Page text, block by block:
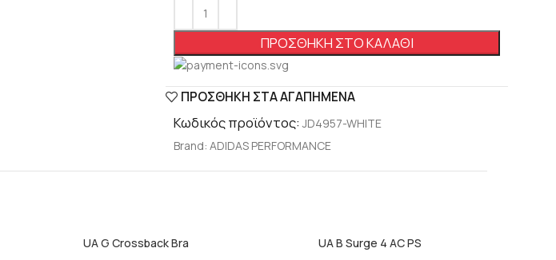
ΠΡΟΣΘΉΚΗ ΣΤΟ ΚΑΛΆΘΙ
ΠΡΟΣΘΉΚΗ ΣΤΑ ΑΓΑΠΗΜΈΝΑ
Κωδικός προϊόντος:JD4957-WHITE
Brand: ADIDAS PERFORMANCE
UA G Crossback Bra UA B Surge 4 AC PS